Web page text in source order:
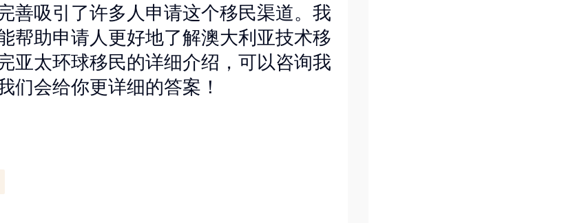
善吸引了许多人申请这个移民渠道。我
帮助申请人更好地了解澳大利亚技术移
亚太环球移民的详细介绍，可以咨询我
们会给你更详细的答案！